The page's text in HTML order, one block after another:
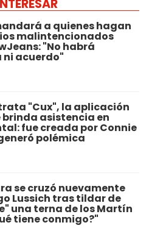
a quienes hagan
malintencionados
"No habrá
ni acuerdo"
trata "Cux", la aplicación
brinda asistencia en
fue creada por Connie
polémica
se cruzó nuevamente
Lussich tras tildar de
una terna de los Martín
tiene conmigo?"